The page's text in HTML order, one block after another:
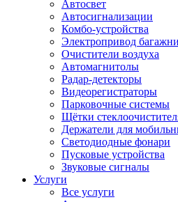
Автосвет
Автосигнализации
Комбо-устройства
Электропривод
Очистители воздуха
Автомагнитолы
Радар-детекторы
Видеорегистраторы
Парковочные системы
Щётки
Держатели для
Светодиодные фонари
Пусковые устройства
Звуковые сигналы
Услуги
Все услуги